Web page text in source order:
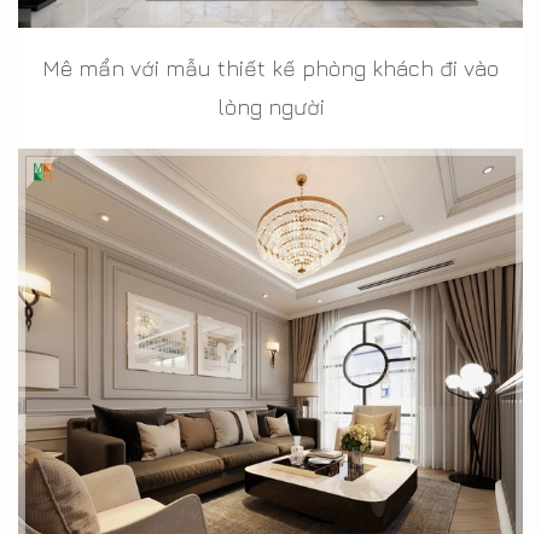
Mê mẩn với mẫu thiết kế phòng khách đi vào
lòng người